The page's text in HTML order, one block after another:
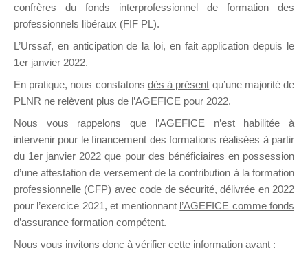
DIRIGEANT
Groupe Public
il y a un mois
Ce groupe est destiné aux Organismes de
Formation qui souhaitent répondre à l’Appel à
Propositions Mallette du Dirigeant.
confrères du fonds interprofessionnel de formation des
professionnels libéraux (FIF PL).
L’Urssaf, en anticipation de la loi, en fait application depuis le
1er janvier 2022.
En pratique, nous constatons dès à présent qu’une majorité de
PLNR ne relèvent plus de l’AGEFICE pour 2022.
Nous vous rappelons que l’AGEFICE n’est habilitée à
intervenir pour le financement des formations réalisées à partir
du 1er janvier 2022 que pour des bénéficiaires en possession
d’une attestation de versement de la contribution à la formation
professionnelle (CFP) avec code de sécurité, délivrée en 2022
pour l’exercice 2021, et mentionnant l’AGEFICE comme fonds
d’assurance formation compétent.
Nous vous invitons donc à vérifier cette information avant :